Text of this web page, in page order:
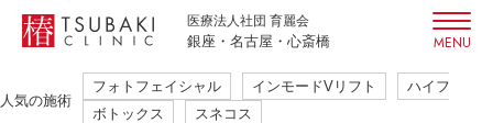
医療法人社団 育麗会
銀座・名古屋・心斎橋
人気の施術
フォトフェイシャル インモードVリフト
ハイフ
ボトックス
スネコス
初めての方も安心・安全